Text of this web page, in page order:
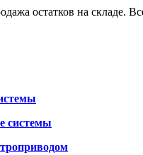
остатков на складе.
системы